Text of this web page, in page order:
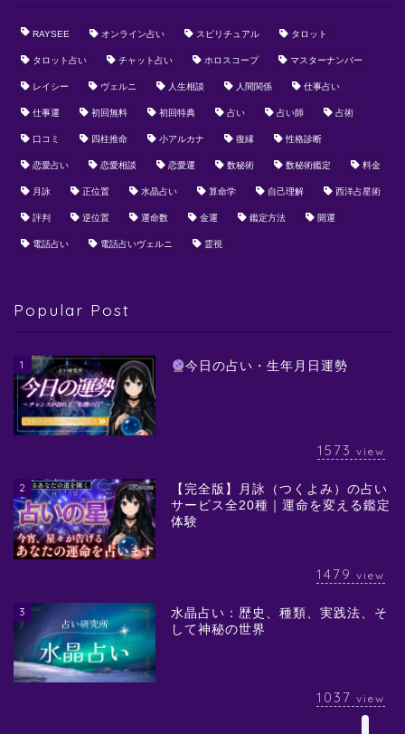
RAYSEE オンライン占い スピリチュアル タロット
タロット占い チャット占い ホロスコープ マスターナンバー
レイシー ヴェルニ 人生相談 人間関係 仕事占い
仕事運 初回無料 初回特典 占い 占い師 占術
口コミ 四柱推命 小アルカナ 復縁 性格診断
恋愛占い 恋愛相談 恋愛運 数秘術 数秘術鑑定 料金
月詠 正位置 水晶占い 算命学 自己理解 西洋占星術
評判 逆位置 運命数 金運 鑑定方法 開運
電話占い 電話占いヴェルニ 霊視
Popular Post
1 今日の占い・生年月日運勢
1573 view
2
【完全版】月詠（つくよみ）の占い
サービス全20種｜運命を変える鑑定
体験
1479 view
3
水晶占い：歴史、種類、実践法、そ
して神秘の世界
1037 view